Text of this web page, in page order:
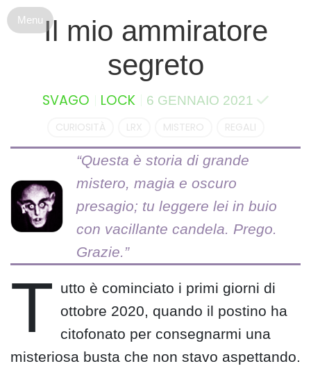
Il mio ammiratore
segreto
SVAGO LOCK 6 GENNAIO 2021
CURIOSITÀ LRX MISTERO REGALI
T utto è cominciato i primi giorni di
ottobre 2020, quando il postino ha
citofonato per consegnarmi una
misteriosa busta che non stavo aspettando.